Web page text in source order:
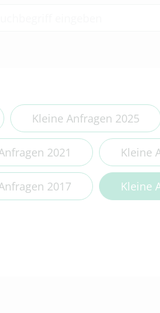
Kleine Anfragen 2025
2021 Kleine
2017 Kleine